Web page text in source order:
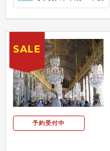
予約受付中
SALE